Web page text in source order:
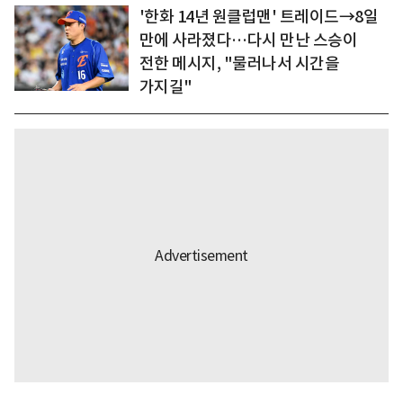
'한화 14년 원클럽맨' 트레이드→8일
만에 사라졌다…다시 만난 스승이
전한 메시지, "물러나서 시간을
가지길"